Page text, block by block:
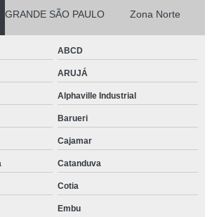
GRANDE SÃO PAULO Zona Norte
ABCD
ARUJÁ
Alphaville Industrial
Barueri
Cajamar
Catanduva
Cotia
Embu